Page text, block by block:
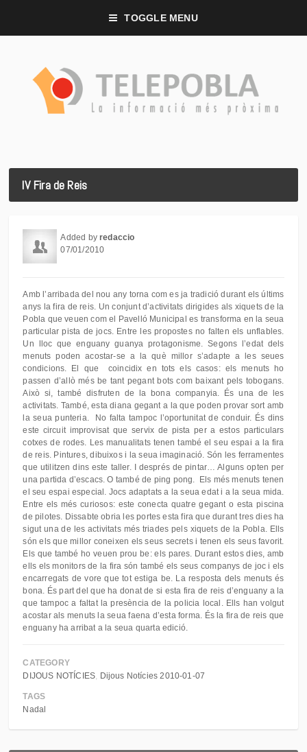
TOGGLE MENU
IV Fira de Reis
Added byredaccio
07/01/2010
Amb l’arribada del nou any torna com es ja tradició durant els últims
anys la fira de reis. Un conjunt d’activitats dirigides als xiquets de la
Pobla que veuen com el Pavelló Municipal es transforma en la seua
particular pista de jocs. Entre les propostes no falten els unflables.
Un lloc que enguany guanya protagonisme. Segons l’edat dels
menuts poden acostar-se a la què millor s’adapte a les seues
condicions. El que coincidix en tots els casos: els menuts ho
passen d’allò més be tant pegant bots com baixant pels tobogans.
Això si, també disfruten de la bona companyia. És una de les
activitats. També, esta diana gegant a la que poden provar sort amb
la seua punteria. No falta tampoc l’oportunitat de conduir. És dins
este circuit improvisat que servix de pista per a estos particulars
cotxes de rodes. Les manualitats tenen també el seu espai a la fira
de reis. Pintures, dibuixos i la seua imaginació. Són les ferramentes
que utilitzen dins este taller. I després de pintar… Alguns opten per
una partida d’escacs. O també de ping pong. Els més menuts tenen
el seu espai especial. Jocs adaptats a la seua edat i a la seua mida.
Entre els més curiosos: este conecta quatre gegant o esta piscina
de pilotes. Dissabte obria les portes esta fira que durant tres dies ha
sigut una de les activitats més triades pels xiquets de la Pobla. Ells
són els que millor coneixen els seus secrets i tenen els seus favorit.
Els que també ho veuen prou be: els pares. Durant estos dies, amb
ells els monitors de la fira són també els seus companys de joc i els
encarregats de vore que tot estiga be. La resposta dels menuts és
bona. És part del que ha donat de si esta fira de reis d’enguany a la
que tampoc a faltat la presència de la policia local. Ells han volgut
acostar als menuts la seua faena d’esta forma. És la fira de reis que
enguany ha arribat a la seua quarta edició.
CATEGORY
DIJOUS NOTÍCIES
Dijous Notícies 2010-01-07
TAGS
Nadal